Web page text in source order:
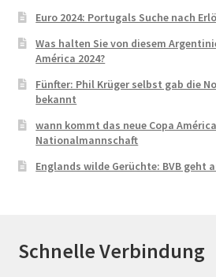
Euro 2024: Portugals Suche nach
Was halten Sie von diesem
América 2024?
Fünfter: Phil Krüger selbst gab die
bekannt
wann kommt das neue Copa
Nationalmannschaft
Englands wilde Gerüchte: BVB geht
Schnelle Verbindung